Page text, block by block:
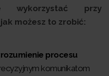
przy
możesz to zrobić:
procesu
komunikatom